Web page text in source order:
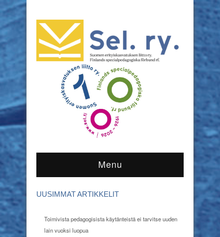
Menu
UUSIMMAT ARTIKKELIT
Toimivista pedagogisista käytänteistä ei tarvitse uuden
lain vuoksi luopua